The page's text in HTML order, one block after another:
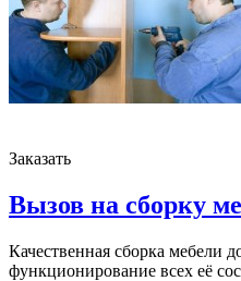
Заказать
Вызов на сборку
Качественная сборка мебели
функционирование всех её